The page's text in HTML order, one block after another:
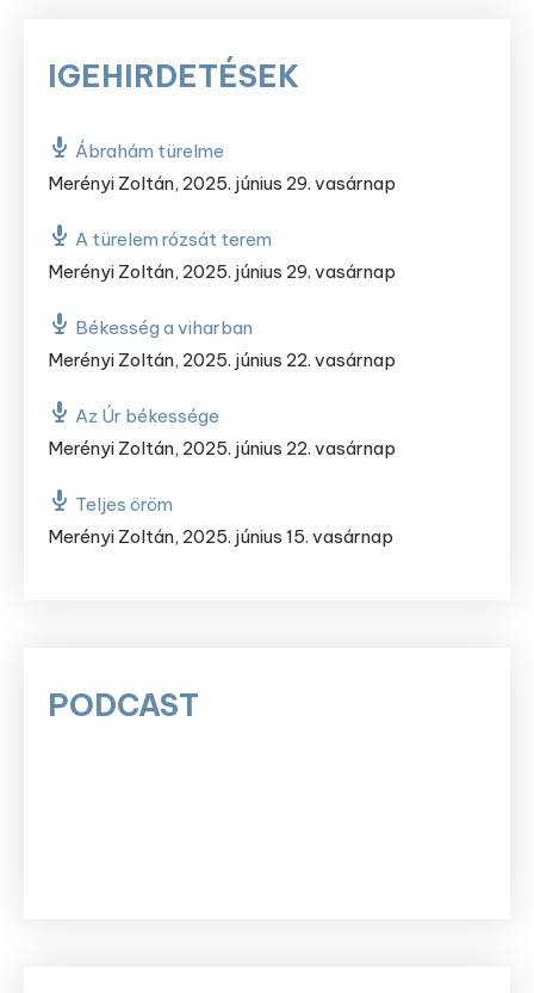
IGEHIRDETÉSEK
Ábrahám türelme
Merényi Zoltán, 2025. június 29. vasárnap
A türelem rózsát terem
Merényi Zoltán, 2025. június 29. vasárnap
Békesség a viharban
Merényi Zoltán, 2025. június 22. vasárnap
Az Úr békessége
Merényi Zoltán, 2025. június 22. vasárnap
Teljes öröm
Merényi Zoltán, 2025. június 15. vasárnap
PODCAST